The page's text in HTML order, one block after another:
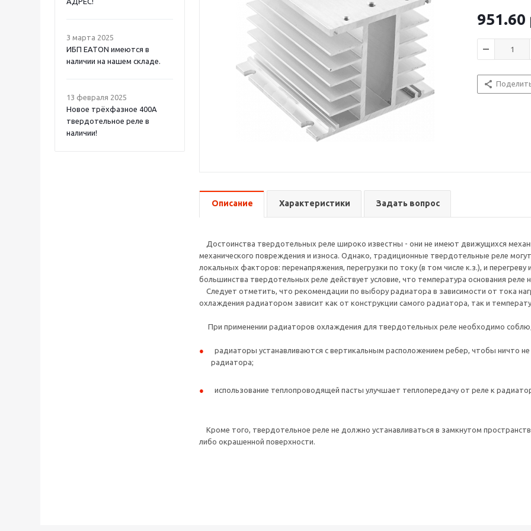
3 марта 2025
ИБП EATON имеются в
наличии на нашем складе.
13 февраля 2025
Новое трёхфазное 400А
твердотельное реле в
наличии!
перегрузки
основания
Следует
конструкции
замкнутом
пластиковой,
951.60
Описание Характеристики Задать вопрос
Достоинства твердотельных реле широко известны - они не имеют движущихся
механического повреждения и износа. Однако, традиционные твердотельные реле
локальных факторов: перенапряжения, перегрузки по току (в том числе к.з.), и
большинства твердотельных реле действует условие, что температура основания реле
Следует отметить, что рекомендации по выбору радиатора в зависимости от тока
охлаждения радиатором зависит как от конструкции самого радиатора, так и
При применении радиаторов охлаждения для твердотельных реле необходимо
радиаторы устанавливаются с вертикальным расположением ребер, чтобы ничто
радиатора;
использование теплопроводящей пасты улучшает теплопередачу от реле к
Кроме того, твердотельное реле не должно устанавливаться в замкнутом
либо окрашенной поверхности.